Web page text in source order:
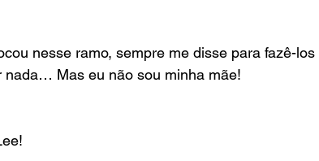
nesse ramo, sempre me disse para fazê-
nada… Mas eu não sou minha mãe!